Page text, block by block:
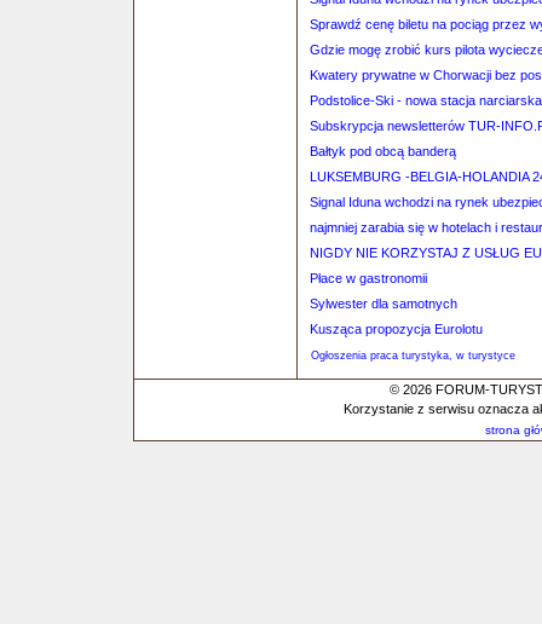
Sprawdź cenę biletu na pociąg przez
Gdzie mogę zrobić kurs pilota
Kwatery prywatne w Chorwacji bez
Podstolice-Ski - nowa stacja
Subskrypcja newsletterów TUR-
Bałtyk pod obcą banderą
LUKSEMBURG -BELGIA-HOLANDIA
Signal Iduna wchodzi na rynek
najmniej zarabia się w hotelach i
NIGDY NIE KORZYSTAJ Z USŁUG
Płace w gastronomii
Sylwester dla samotnych
Kusząca propozycja Eurolotu
Ogłoszenia praca turystyka, w turystyce
© 2026 FORUM-
Korzystanie z serwisu oznacza
strona